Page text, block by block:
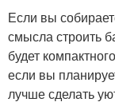
Если вы
смысла строить
будет
если вы
лучше сделать